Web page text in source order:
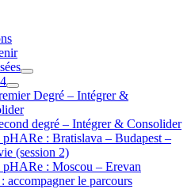
Degré – Intégrer &
degré – Intégrer & Consolider
: Bratislava – Budapest –
(session 2)
: Moscou – Erevan
accompagner le parcours